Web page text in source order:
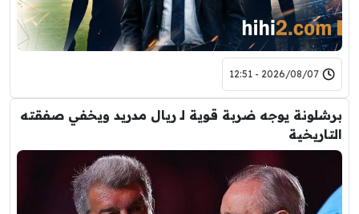
2026/08/07 - 12:51
برشلونة يوجه ضربة قوية لـ ريال مدريد ويخفي صفقته
التاريخية